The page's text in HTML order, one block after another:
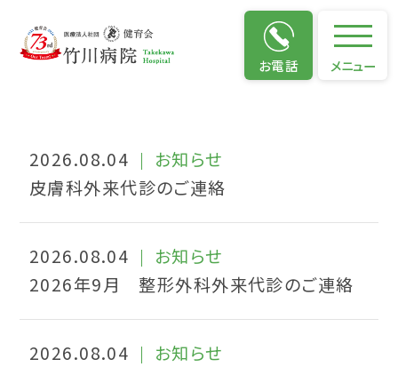
お電話 メニュー
お知らせ
お知らせ
2026.08.04
お知らせ
皮膚科外来代診のご連絡
2026.08.04
お知らせ
2026年9月 整形外科外来代診のご連絡
2026.08.04
お知らせ